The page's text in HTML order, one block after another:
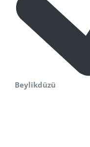
Beylikdüzü